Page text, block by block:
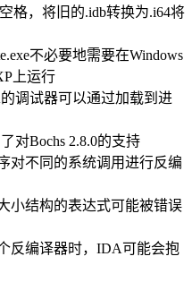
格，将旧的.idb转换为.i64将
不必要地需要在Windows
上运行
调试器可以通过加载到进
对Bochs 2.8.0的支持
对不同的系统调用进行反编
小结构的表达式可能被错误
反编译器时，IDA可能会抱